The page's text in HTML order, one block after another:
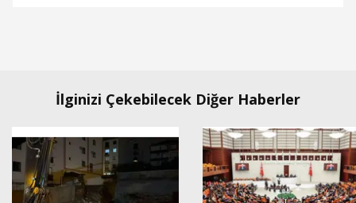
İlginizi Çekebilecek Diğer Haberler